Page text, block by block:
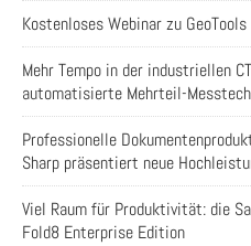
Kostenloses Webinar zu GeoTools
Mehr Tempo in der industriellen
automatisierte Mehrteil-
Professionelle
Sharp präsentiert neue
Viel Raum für Produktivität: die
Fold8 Enterprise Edition